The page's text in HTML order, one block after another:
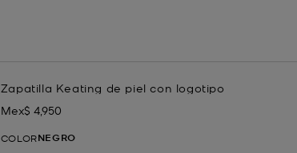
Zapatilla Keating de piel con logotipo
Ahora
Mex$ 4,950
COLORNEGRO